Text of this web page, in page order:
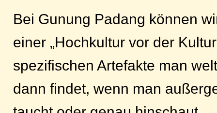
Bei Gunung Padang können
einer „Hochkultur vor der
spezifischen Artefakte man
dann findet, wenn man